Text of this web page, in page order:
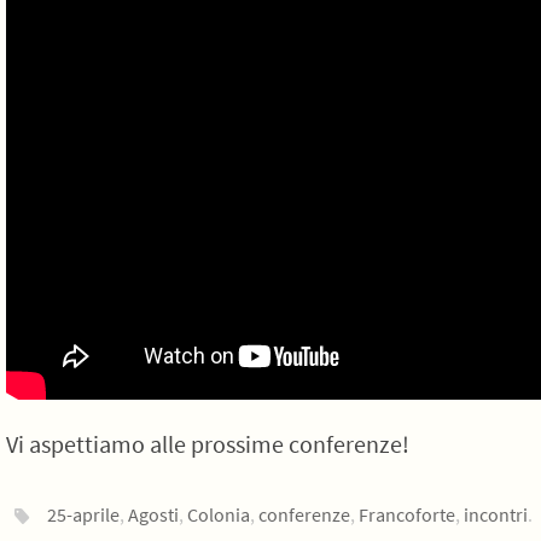
Vi aspettiamo alle prossime conferenze!
25-aprile, Agosti, Colonia, conferenze, Francoforte, incontri.